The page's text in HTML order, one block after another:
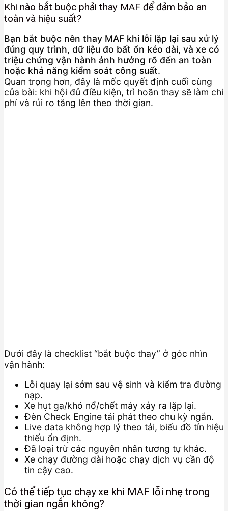
Khi nào bắt buộc phải thay MAF để đảm bảo an
toàn và hiệu suất?
Bạn bắt buộc nên thay MAF khi lỗi lặp lại sau xử lý
đúng quy trình, dữ liệu đo bất ổn kéo dài, và xe có
triệu chứng vận hành ảnh hưởng rõ đến an toàn
hoặc khả năng kiểm soát công suất.
Quan trọng hơn, đây là mốc quyết định cuối cùng
của bài: khi hội đủ điều kiện, trì hoãn thay sẽ làm chi
phí và rủi ro tăng lên theo thời gian.
Dưới đây là checklist “bắt buộc thay” ở góc nhìn
vận hành:
Lỗi quay lại sớm sau vệ sinh và kiểm tra đường
nạp.
Xe hụt ga/khó nổ/chết máy xảy ra lặp lại.
Đèn Check Engine tái phát theo chu kỳ ngắn.
Live data không hợp lý theo tải, biểu đồ tín hiệu
thiếu ổn định.
Đã loại trừ các nguyên nhân tương tự khác.
Xe chạy đường dài hoặc chạy dịch vụ cần độ
tin cậy cao.
Có thể tiếp tục chạy xe khi MAF lỗi nhẹ trong
thời gian ngắn không?